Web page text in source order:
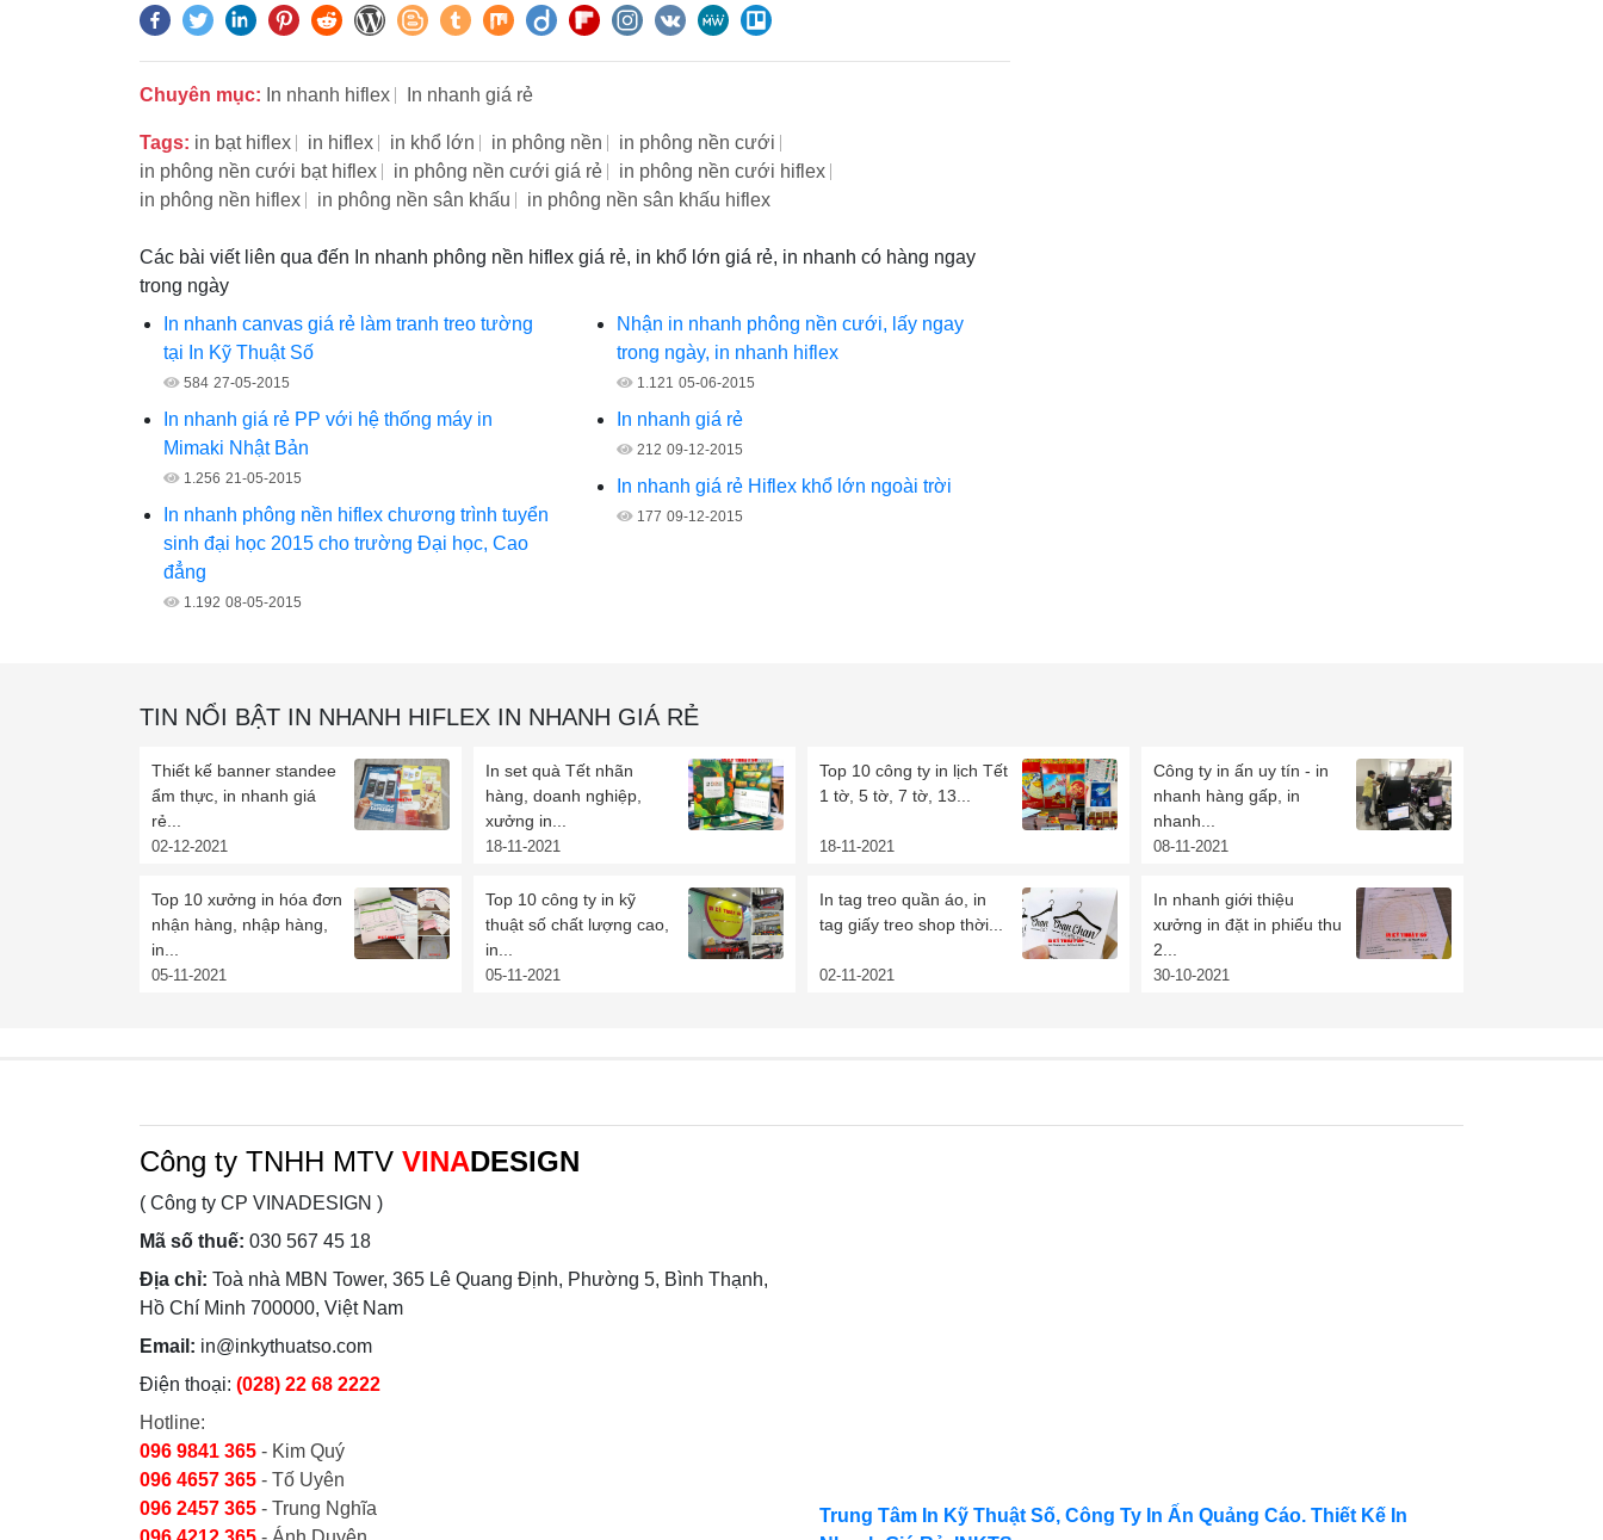
Chuyên mục: In nhanh hiflex In nhanh giá rẻ
Tags: in bạt hiflex in hiflex in khổ lớn in phông nền
in phông nền cưới
in phông nền cưới bạt hiflex
in phông nền cưới giá rẻ
in phông nền cưới hiflex
in phông nền hiflex
in phông nền sân khấu in phông nền sân khấu hiflex
Các bài viết liên qua đến In nhanh phông nền hiflex giá rẻ, in khổ lớn giá rẻ, in nhanh có hàng ngay
trong ngày
In nhanh canvas giá rẻ làm tranh treo tường
tại In Kỹ Thuật Số
584 27-05-2015
In nhanh giá rẻ PP với hệ thống máy in
Mimaki Nhật Bản
1.256 21-05-2015
In nhanh phông nền hiflex chương trình tuyển
sinh đại học 2015 cho trường Đại học, Cao
đẳng
1.192 08-05-2015
Nhận in nhanh phông nền cưới, lấy ngay
trong ngày, in nhanh hiflex
1.121 05-06-2015
In nhanh giá rẻ
212 09-12-2015
In nhanh giá rẻ Hiflex khổ lớn ngoài trời
177 09-12-2015
TIN NỔI BẬT IN NHANH HIFLEX IN NHANH GIÁ RẺ
Thiết kế banner standee
ẩm thực, in nhanh giá
rẻ...
02-12-2021
In set quà Tết nhãn
hàng, doanh nghiệp,
xưởng in...
18-11-2021
Top 10 công ty in lịch Tết
1 tờ, 5 tờ, 7 tờ, 13...
18-11-2021
Công ty in ấn uy tín - in
nhanh hàng gấp, in
nhanh...
08-11-2021
Top 10 xưởng in hóa đơn
nhận hàng, nhập hàng,
in...
05-11-2021
Top 10 công ty in kỹ
thuật số chất lượng cao,
in...
05-11-2021
In tag treo quần áo, in
tag giấy treo shop thời...
02-11-2021
In nhanh giới thiệu
xưởng in đặt in phiếu thu
2...
30-10-2021
Công ty TNHH MTV VINADESIGN
( Công ty CP VINADESIGN )
Mã số thuế: 030 567 45 18
Địa chỉ: Toà nhà MBN Tower, 365 Lê Quang Định, Phường 5, Bình Thạnh,
Hồ Chí Minh 700000, Việt Nam
Email: in@inkythuatso.com
Điện thoại: (028) 22 68 2222
Hotline:
096 9841 365 - Kim Quý
096 4657 365 - Tố Uyên
096 2457 365 - Trung Nghĩa
Trung Tâm In Kỹ Thuật Số, Công Ty In Ấn Quảng Cáo. Thiết Kế In